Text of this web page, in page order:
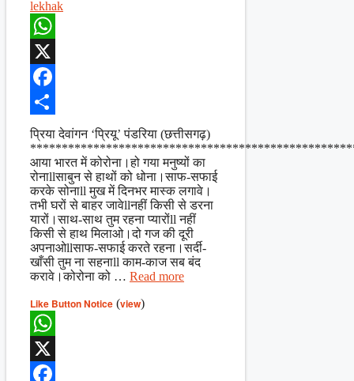
lekhak
WhatsApp
X
Facebook
Share
प्रिया देवांगन ‘प्रियू’ पंडरिया (छत्तीसगढ़)
आया भारत में कोरोना।हो गया मनुष्यों का
रोनाllसाबुन से हाथों को धोना।साफ-सफाई
करके सोनाll मुख में दिनभर मास्क लगावे।
तभी घरों से बाहर जावेllनहीं किसी से डरना
यारों।साथ-साथ तुम रहना प्यारोंll नहीं
किसी से हाथ मिलाओ।दो गज की दूरी
अपनाओllसाफ-सफाई करते रहना।सर्दी-
खाँसी तुम ना सहनाll काम-काज सब बंद
करावे।कोरोना को … Read more
Like Button Notice (view)
WhatsApp
X